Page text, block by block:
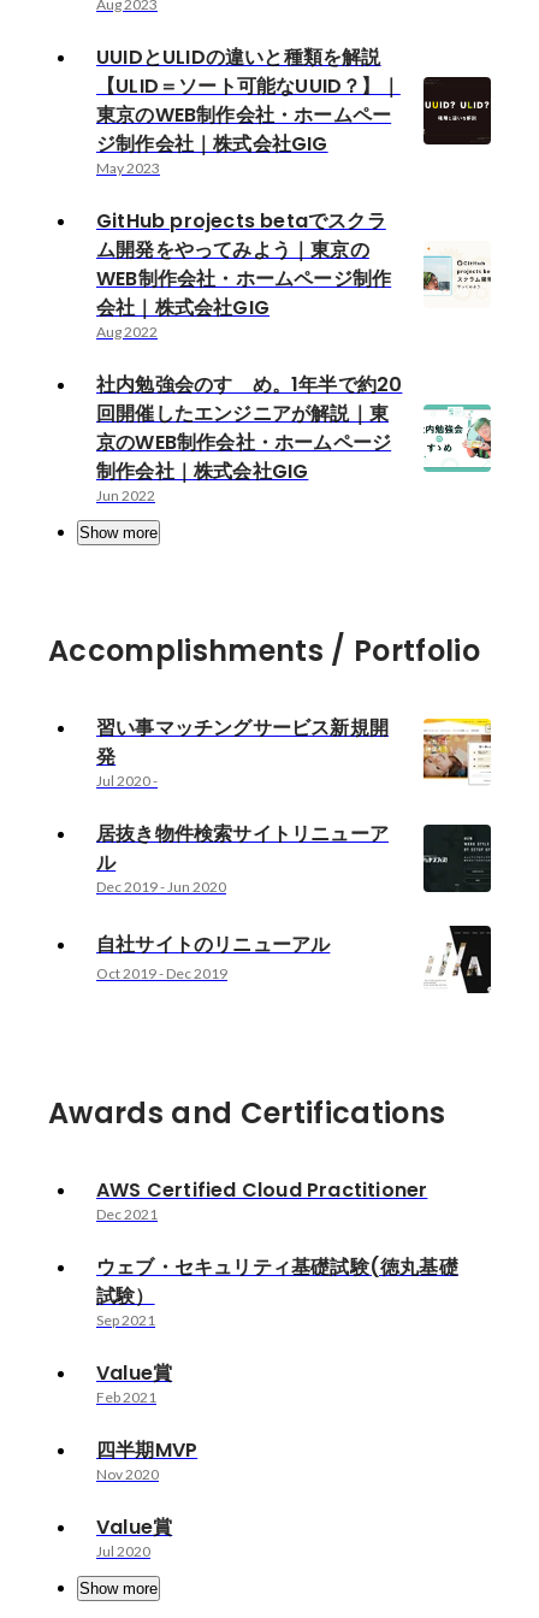
Aug 2023
UUIDとULIDの違いと種類を解説
【ULID＝ソート可能なUUID？】｜
東京のWEB制作会社・ホームペー
ジ制作会社｜株式会社GIG
May 2023
GitHub projects betaでスクラ
ム開発をやってみよう｜東京の
WEB制作会社・ホームページ制作
会社｜株式会社GIG
Aug 2022
社内勉強会のすゝめ。1年半で約20
回開催したエンジニアが解説｜東
京のWEB制作会社・ホームページ
制作会社｜株式会社GIG
Jun 2022
Show more
Accomplishments / Portfolio
習い事マッチングサービス新規開
発
Jul 2020-
居抜き物件検索サイトリニューア
ル
Dec 2019-Jun 2020
自社サイトのリニューアル
Oct 2019- Dec 2019
Awards and Certifications
AWS Certified Cloud Practitioner
Dec 2021
ウェブ・セキュリティ基礎試験(徳丸基礎
試験）
Sep 2021
Value賞
Feb 2021
四半期MVP
Nov 2020
Value賞
Jul 2020
Show more